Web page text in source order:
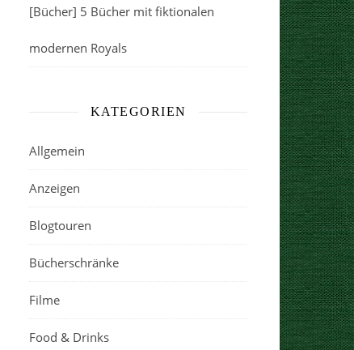
[Bücher] 5 Bücher mit fiktionalen
modernen Royals
KATEGORIEN
Allgemein
Anzeigen
Blogtouren
Bücherschränke
Filme
Food & Drinks